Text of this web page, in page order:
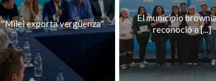
''Milei exporta vergüenza''
El municipio
reconoció a [...]